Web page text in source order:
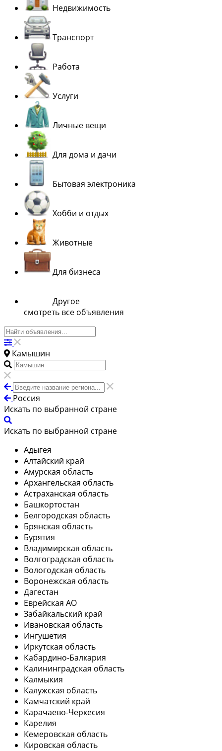
Недвижимость
Транспорт
Работа
Услуги
Личные вещи
Для дома и дачи
Бытовая электроника
Хобби и отдых
Животные
Для бизнеса
Другое
смотреть все объявления
Камышин
Россия
Искать по выбранной стране
Искать по выбранной стране
Адыгея
Алтайский край
Амурская область
Архангельская область
Астраханская область
Башкортостан
Белгородская область
Брянская область
Бурятия
Владимирская область
Волгоградская область
Вологодская область
Воронежская область
Дагестан
Еврейская АО
Забайкальский край
Ивановская область
Ингушетия
Иркутская область
Кабардино-Балкария
Калининградская область
Калмыкия
Калужская область
Камчатский край
Карачаево-Черкесия
Карелия
Кемеровская область
Кировская область